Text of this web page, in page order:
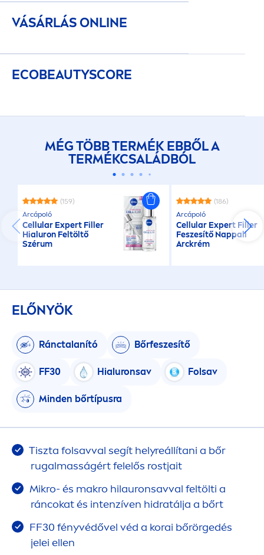
VÁSÁRLÁS ONLINE
ECOBEAUTYSCORE
MÉG TÖBB TERMÉK EBBŐL A
TERMÉKCSALÁDBÓL
(159)
Arcápoló
Cellular Expert Filler
Hialuron Feltöltő
Szérum
(186)
Arcápoló
Cellular Expert Filler
Feszesítő Nappali
Arckrém
ELŐNYÖK
Ránctalanító Bőrfeszesítő
FF30 Hialuronsav Folsav
Minden bőrtípusra
Tiszta folsavval segít helyreállítani a bőr
rugalmasságért felelős rostjait
Mikro- és makro hilauronsavval feltölti a
ráncokat és intenzíven hidratálja a bőrt
FF30 fényvédővel véd a korai bőrörgedés
jelei ellen